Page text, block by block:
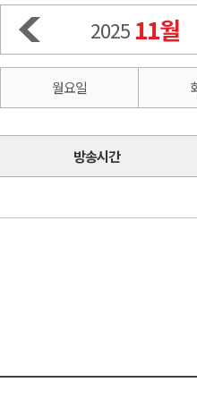
2025 11월
월요일
방송시간